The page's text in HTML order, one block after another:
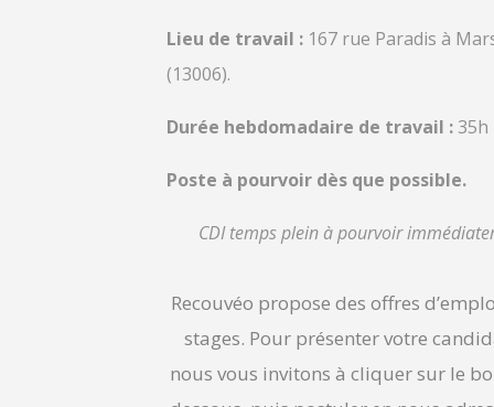
Lieu de travail : 167 rue Paradis à
(13006).
Durée hebdomadaire de travail :35h
Poste à pourvoir dès que possible.
CDI temps plein à pourvoir
Recouvéo propose des offres
stages. Pour présenter votre
nous vous invitons à cliquer sur le